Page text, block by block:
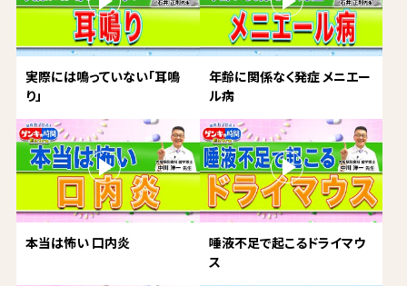
実際には鳴っていない「耳鳴
り」
年齢に関係なく発症 メニエー
ル病
本当は怖い 口内炎
唾液不足で起こるドライマウ
ス